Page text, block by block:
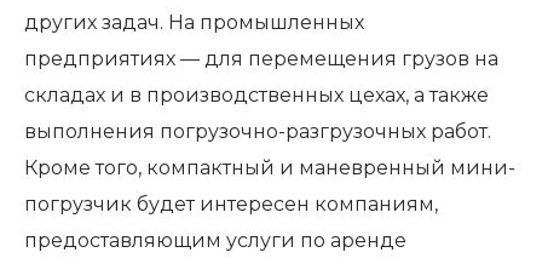
других задач. На промышленных
предприятиях — для перемещения грузов на
складах и в производственных цехах, а также
выполнения погрузочно-разгрузочных работ.
Кроме того, компактный и маневренный мини-
погрузчик будет интересен компаниям,
предоставляющим услуги по аренде